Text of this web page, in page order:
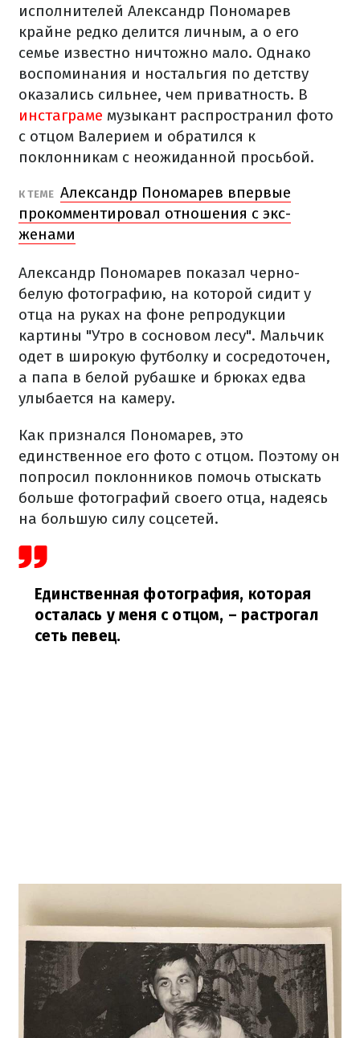
исполнителей Александр Пономарев
крайне редко делится личным, а о его
семье известно ничтожно мало. Однако
воспоминания и ностальгия по детству
оказались сильнее, чем приватность. В
инстаграме музыкант распространил фото
с отцом Валерием и обратился к
поклонникам с неожиданной просьбой.
К ТЕМЕ Александр Пономарев впервые
прокомментировал отношения с экс-
женами
Александр Пономарев показал черно-
белую фотографию, на которой сидит у
отца на руках на фоне репродукции
картины "Утро в сосновом лесу". Мальчик
одет в широкую футболку и сосредоточен,
а папа в белой рубашке и брюках едва
улыбается на камеру.
Как признался Пономарев, это
единственное его фото с отцом. Поэтому он
попросил поклонников помочь отыскать
больше фотографий своего отца, надеясь
на большую силу соцсетей.
Единственная фотография, которая
осталась у меня с отцом, – растрогал
сеть певец.